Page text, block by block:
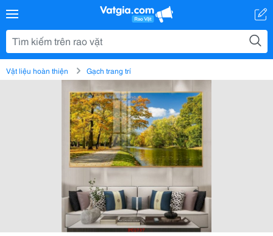
Vật liệu hoàn thiện Gạch trang trí